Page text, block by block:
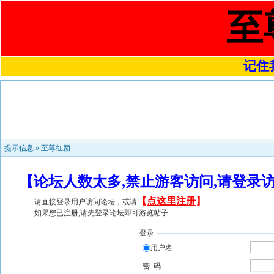
至
记住
提示信息 » 至尊红颜
【论坛人数太多,禁止游客访问,请登
请直接登录用户访问论坛，或请 【 点这里注册】
如果您已注册,请先登录论坛即可游览帖子
登录
用户名
密 码